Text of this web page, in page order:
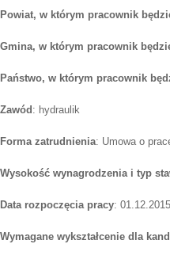
Powiat, w którym pracownik
Gmina, w którym pracownik
Państwo, w którym pracownik
Zawód : hydraulik
Forma zatrudnienia: Umowa o
Wysokość wynagrodzenia i typ
Data rozpoczęcia pracy: 01.12.2015
Wymagane wykształcenie dla